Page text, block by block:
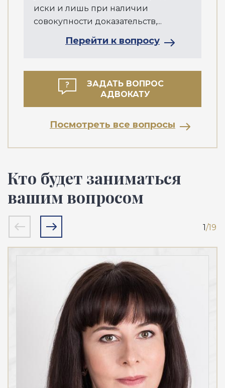
иски и лишь при наличии
совокупности доказательств,...
Перейти к вопросу
ЗАДАТЬ ВОПРОС
АДВОКАТУ
Посмотреть все вопросы
Кто будет заниматься
вашим вопросом
1/19